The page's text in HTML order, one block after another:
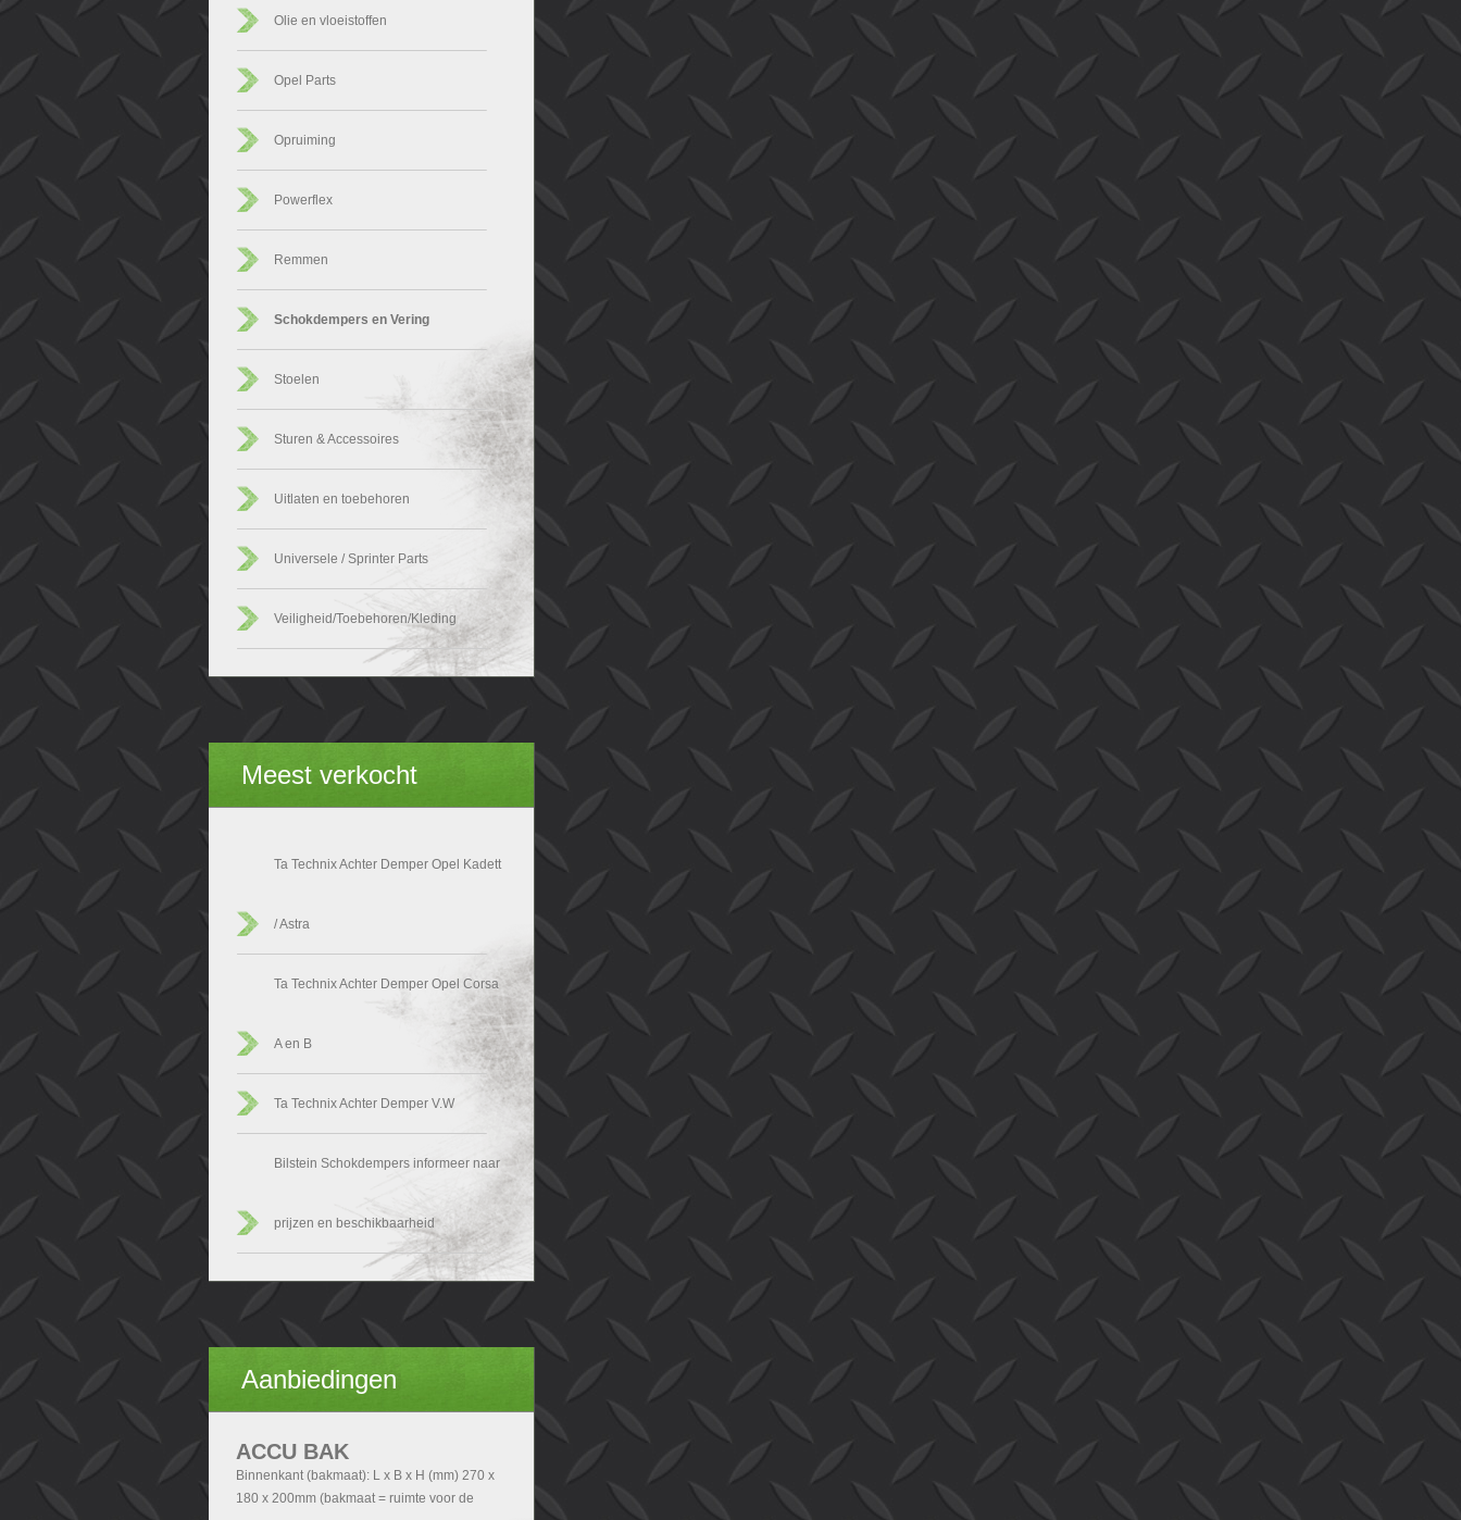
Olie en vloeistoffen
Opel Parts
Opruiming
Powerflex
Remmen
Schokdempers en Vering
Stoelen
Sturen & Accessoires
Uitlaten en toebehoren
Universele / Sprinter Parts
Veiligheid/Toebehoren/Kleding
Meest verkocht
Ta Technix Achter Demper Opel Kadett
/ Astra
Ta Technix Achter Demper Opel Corsa
A en B
Ta Technix Achter Demper V.W
Bilstein Schokdempers informeer naar
prijzen en beschikbaarheid
Aanbiedingen
ACCU BAK
Binnenkant (bakmaat): L x B x H (mm) 270 x
180 x 200mm (bakmaat = ruimte voor de